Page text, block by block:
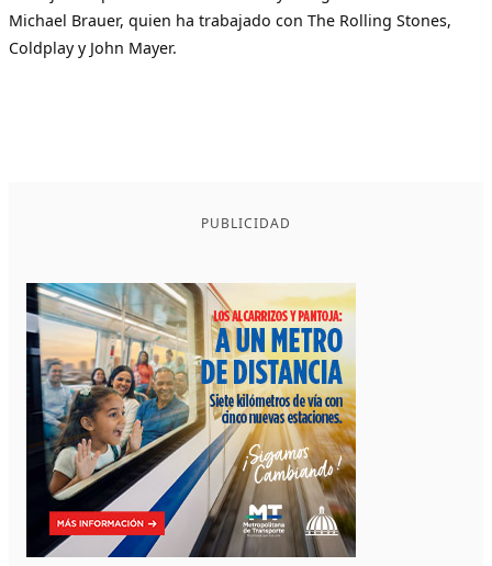
Michael Brauer, quien ha trabajado con The Rolling Stones,
Coldplay y John Mayer.
PUBLICIDAD